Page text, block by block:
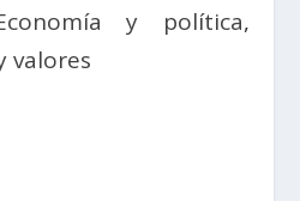
y política,
valores